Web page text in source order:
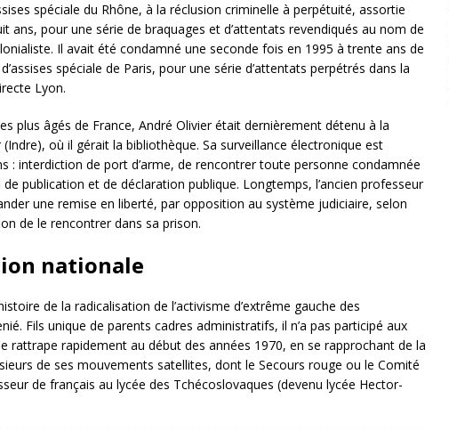
spéciale du Rhône, à la réclusion criminelle à perpétuité, assortie
ans, pour une série de braquages et d’attentats revendiqués au nom de
Il avait été condamné une seconde fois en 1995 à trente ans de
spéciale de Paris, pour une série d’attentats perpétrés dans la
Lyon.
plus âgés de France, André Olivier était dernièrement détenu à la
où il gérait la bibliothèque. Sa surveillance électronique est
: interdiction de port d’arme, de rencontrer toute personne condamnée
publication et de déclaration publique. Longtemps, l’ancien professeur
une remise en liberté, par opposition au système judiciaire, selon
de le rencontrer dans sa prison.
nationale
de la radicalisation de l’activisme d’extrême gauche des
Fils unique de parents cadres administratifs, il n’a pas participé aux
rattrape rapidement au début des années 1970, en se rapprochant de la
de ses mouvements satellites, dont le Secours rouge ou le Comité
de français au lycée des Tchécoslovaques (devenu lycée Hector-